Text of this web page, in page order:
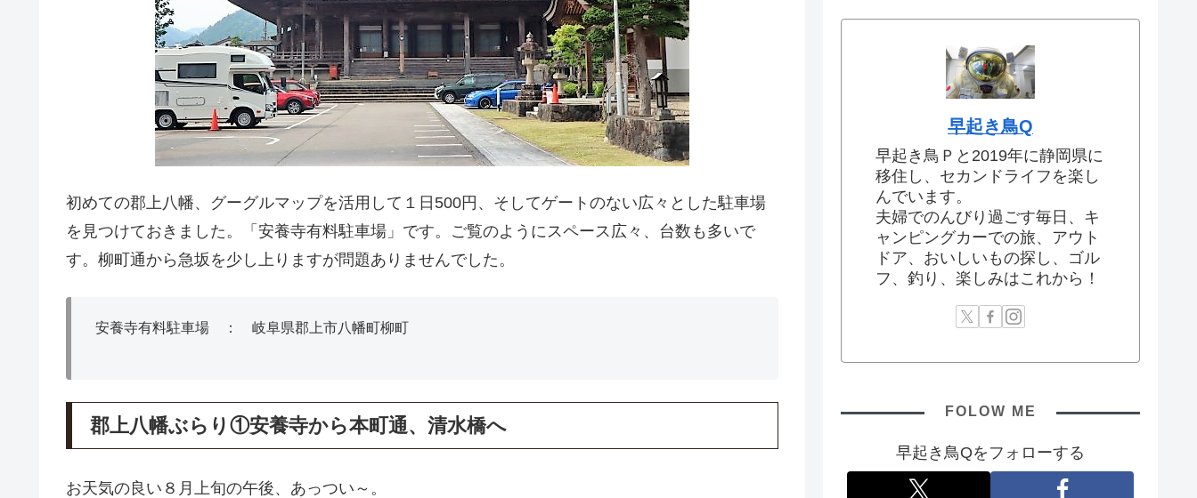
初めての郡上八幡、グーグルマップを活用して１日500円、そしてゲートのない広々とした駐車場
を見つけておきました。「安養寺有料駐車場」です。ご覧のようにスペース広々、台数も多いで
す。柳町通から急坂を少し上りますが問題ありませんでした。
安養寺有料駐車場 ： 岐阜県郡上市八幡町柳町
郡上八幡ぶらり①安養寺から本町通、清水橋へ
お天気の良い８月上旬の午後、あっつい～。
早起き鳥Q
早起き鳥Ｐと2019年に静岡県に
移住し、セカンドライフを楽し
んでいます。
夫婦でのんびり過ごす毎日、キ
ャンピングカーでの旅、アウト
ドア、おいしいもの探し、ゴル
フ、釣り、楽しみはこれから！
FOLOW ME
早起き鳥Qをフォローする